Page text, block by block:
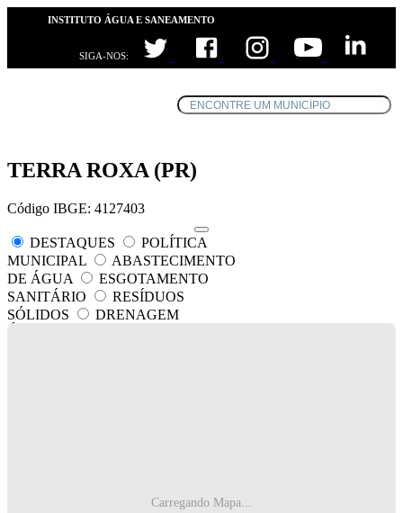
INSTITUTO ÁGUA E SANEAMENTO
SIGA-NOS:
TERRA ROXA (PR)
Código IBGE: 4127403
DESTAQUES
POLÍTICA
MUNICIPAL
ABASTECIMENTO
DE ÁGUA
ESGOTAMENTO
SANITÁRIO
RESÍDUOS
SÓLIDOS
DRENAGEM
Carregando Mapa...